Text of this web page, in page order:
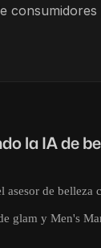
consumidores
la IA de
de belleza
glam y Men's